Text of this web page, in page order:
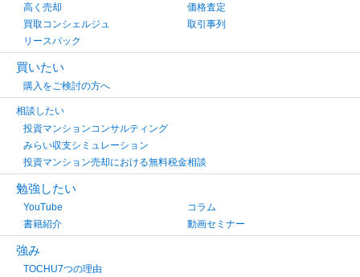
高く売却
価格査定
買取コンシェルジュ
取引事列
リースバック
買いたい
購入をご検討の方へ
相談したい
投資マンションコンサルティング
みらい収支シミュレーション
投資マンション売却における無料税金相談
勉強したい
YouTube
コラム
書籍紹介
動画セミナー
強み
TOCHU7つの理由